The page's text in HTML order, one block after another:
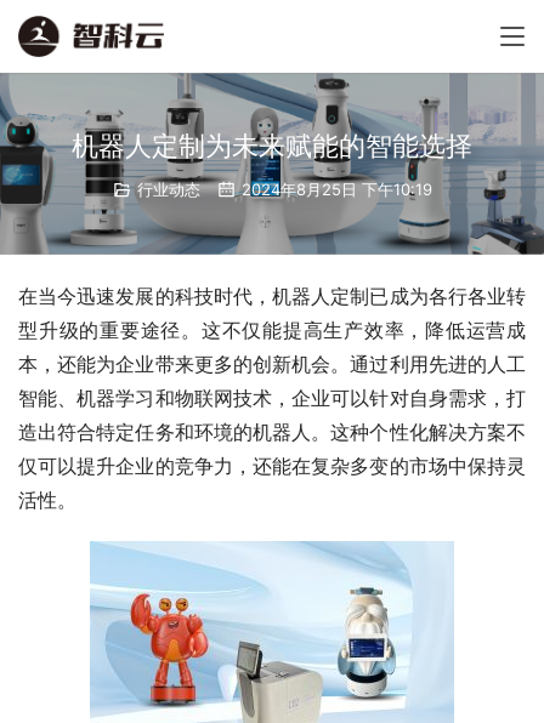
机器人定制为未来赋能的智能选择
行业动态 2024年8月25日 下午10:19
在当今迅速发展的科技时代，机器人定制已成为各行各业转
型升级的重要途径。这不仅能提高生产效率，降低运营成
本，还能为企业带来更多的创新机会。通过利用先进的人工
智能、机器学习和物联网技术，企业可以针对自身需求，打
造出符合特定任务和环境的机器人。这种个性化解决方案不
仅可以提升企业的竞争力，还能在复杂多变的市场中保持灵
活性。